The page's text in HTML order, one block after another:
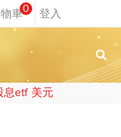
0
息etf 美元